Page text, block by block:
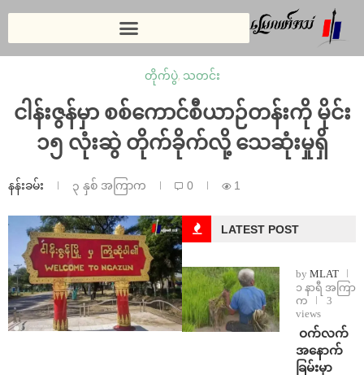
တိုက်ပွဲ, သတင်း
ငါန်းဇွန်မှာ စစ်ကောင်စီယာဉ်တန်းကို မိုင်း
၁၅ လုံးဆွဲ တိုက်ခိုက်လို့ သေဆုံးမှုရှိ
နန်းခမ်း ၃ နှစ် အကြာက 0 1
LATEST POST
by MLAT
၁ နာရီ အကြာ
က
3
views
⁩ ⁨ဝက်လက်
အနောက်
ခြမ်းမှာ